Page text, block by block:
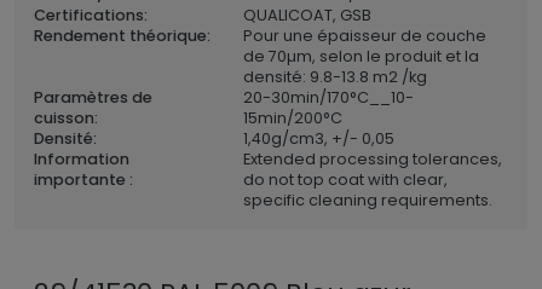
Certifications:
QUALICOAT, GSB
Rendement théorique:
Pour une épaisseur de couche
de 70µm, selon le produit et la
densité: 9.8-13.8 m2 /kg
Paramètres de
cuisson:
20-30min/170°C__10-
15min/200°C
Densité:
1,40g/cm3, +/- 0,05
Information
importante :
Extended processing tolerances,
do not top coat with clear,
specific cleaning requirements.